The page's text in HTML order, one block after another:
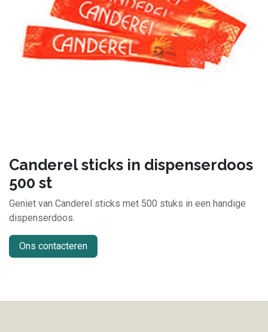
Canderel sticks in dispenserdoos
500 st
Geniet van Canderel sticks met 500 stuks in een handige
dispenserdoos.
Ons contacteren